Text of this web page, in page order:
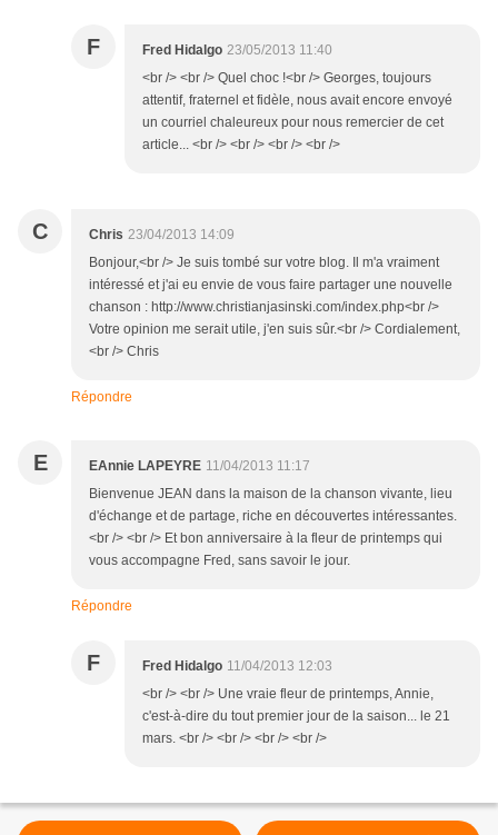
F Fred Hidalgo 23/05/2013 11:40
<br /> <br /> Quel choc !<br /> Georges, toujours
attentif, fraternel et fidèle, nous avait encore envoyé
un courriel chaleureux pour nous remercier de cet
article... <br /> <br /> <br /> <br />
C Chris 23/04/2013 14:09
Bonjour,<br /> Je suis tombé sur votre blog. Il m'a vraiment
intéressé et j'ai eu envie de vous faire partager une nouvelle
chanson : http://www.christianjasinski.com/index.php<br />
Votre opinion me serait utile, j'en suis sûr.<br /> Cordialement,
<br /> Chris
Répondre
E EAnnie LAPEYRE 11/04/2013 11:17
Bienvenue JEAN dans la maison de la chanson vivante, lieu
d'échange et de partage, riche en découvertes intéressantes.
<br /> <br /> Et bon anniversaire à la fleur de printemps qui
vous accompagne Fred, sans savoir le jour.
Répondre
F Fred Hidalgo 11/04/2013 12:03
<br /> <br /> Une vraie fleur de printemps, Annie,
c'est-à-dire du tout premier jour de la saison... le 21
mars. <br /> <br /> <br /> <br />